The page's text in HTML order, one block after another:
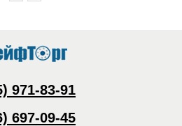
971-83-91
697-09-45